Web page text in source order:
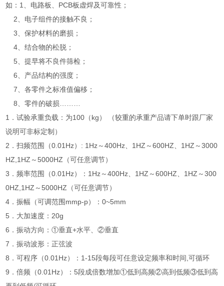
如：1、电路板、PCB板虚焊及可靠性；
2、电子组件的接触不良；
3、保护材料的磨损；
4、结合物的松脱；
5、提早将不良件筛检；
6、产品结构的强度；
7、各零件之标准值偏移；
8、零件的破损………
1．试验承重负载：为100（kg） （较重的承重产品请下单时跟厂家
说明可非标定制）
2．扫频范围（0.01Hz）: 1Hz～400Hz、1HZ～600HZ、1HZ～3000
HZ,1HZ～5000HZ（可任意调节）
3．频率范围（0.01Hz）：1Hz～400Hz、1HZ～600HZ、1HZ～300
0HZ,1HZ～5000HZ（可任意调节）
4．振幅（可调范围mmp-p）：0~5mm
5．大加速度：20g
6．振动方向：①垂直+水平、②垂直
7．振动波形：正弦波
8．可程序（0.01Hz）：1-15段每段可任意设定频率和时间,可循环
9．倍频（0.01Hz）：5段成倍数增加①低到高频②高到低频③低到高